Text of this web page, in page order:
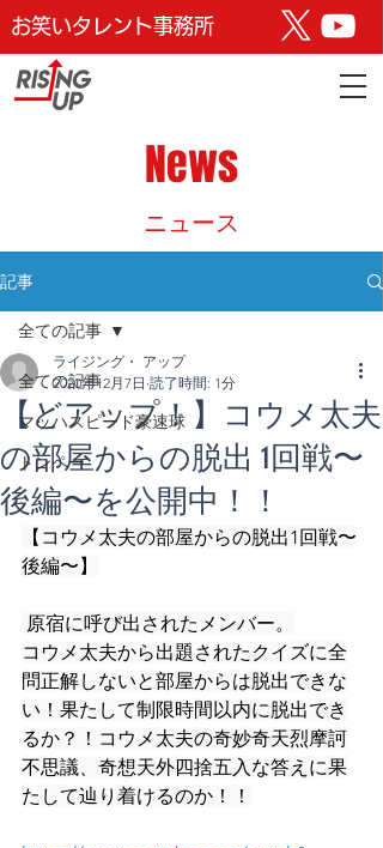
お笑いタレント事務所
News
​ニュース
記事
全ての記事
マッハスピード豪速球
トンペー
全ての記事
【どアップ！】コウメ太夫
の部屋からの脱出 1回戦〜
後編〜を公開中！！
ライジング・ アップ
2020年12月7日 読了時間: 1分
【コウメ太夫の部屋からの脱出1回戦〜
後編〜】
原宿に呼び出されたメンバー。
コウメ太夫から出題されたクイズに全
問正解しないと部屋からは脱出できな
い！果たして制限時間以内に脱出でき
るか？！コウメ太夫の奇妙奇天烈摩訶
不思議、奇想天外四捨五入な答えに果
たして辿り着けるのか！！